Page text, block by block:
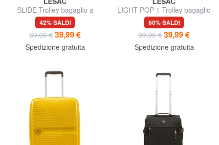
SLIDE Trolley bagaglio a
mano ultraresistente
42% SALDI
69,00 € 39,99 €
Spedizione gratuita
LIGHT POP 1 Trolley bagaglio
a mano
60% SALDI
99,90 € 39,99 €
Spedizione gratuita